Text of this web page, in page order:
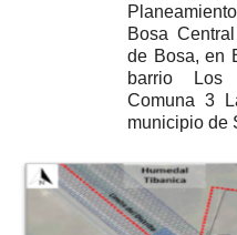
Bosa
de Bosa, en
barrio
Comuna 3
municipio de